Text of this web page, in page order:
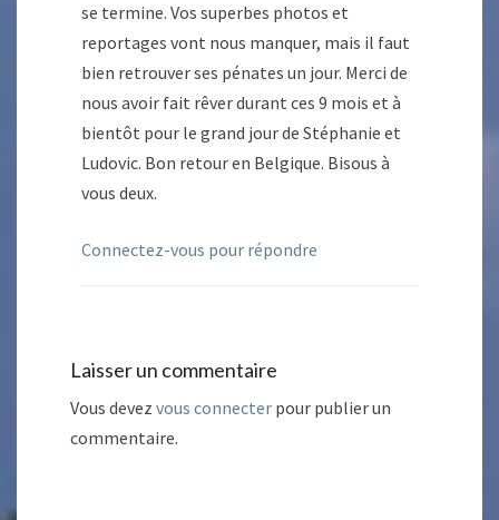
se termine. Vos superbes photos et
reportages vont nous manquer, mais il faut
bien retrouver ses pénates un jour. Merci de
nous avoir fait rêver durant ces 9 mois et à
bientôt pour le grand jour de Stéphanie et
Ludovic. Bon retour en Belgique. Bisous à
vous deux.
Connectez-vous pour répondre
Laisser un commentaire
Vous devez vous connecter pour publier un
commentaire.